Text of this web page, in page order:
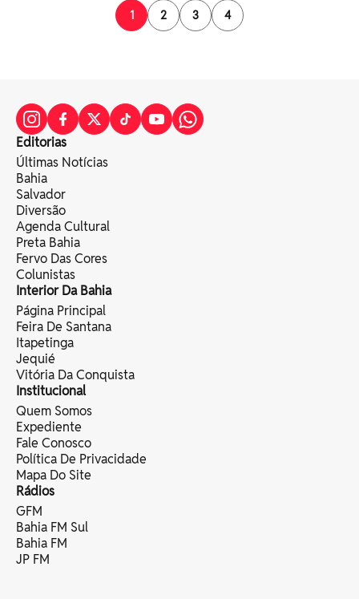
1
2 3 4
Editorias
Últimas Notícias
Bahia
Salvador
Diversão
Agenda Cultural
Preta Bahia
Fervo Das Cores
Colunistas
Interior Da Bahia
Página Principal
Feira De Santana
Itapetinga
Jequié
Vitória Da Conquista
Institucional
Quem Somos
Expediente
Fale Conosco
Política De Privacidade
Mapa Do Site
Rádios
GFM
Bahia FM Sul
Bahia FM
JP FM